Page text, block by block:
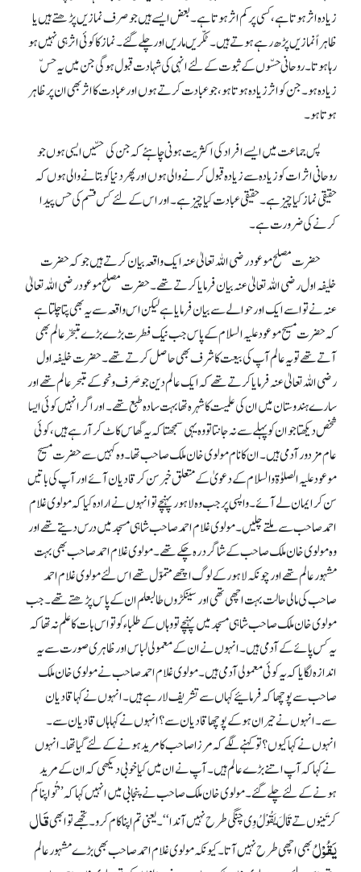
زیادہ اثر ہوتا ہے، کسی پر کم اثر ہوتا ہے۔ بعض ایسے ہیں جو صرف نمازیں پڑھتے ہیں یا
ظاہراً نمازیں پڑھ رہے ہوتے ہیں۔ ٹکّریں ماریں اور چلے گئے۔ نماز کا کوئی اثر ہی نہیں ہو
رہا ہوتا۔ روحانی حسّوں کے ثبوت کے لئے انہی کی شہادت قبول ہو گی جن میں یہ حسّ
زیادہ ہو۔ جن کو اثر زیادہ ہوتا ہو، جو عبادت کرتے ہوں اور عبادت کا اثر بھی ان پر ظاہر
ہوتا ہو۔
پس جماعت میں ایسے افراد کی اکثریت ہونی چاہئے کہ جن کی حسّیں ایسی ہوں جو
روحانی اثرات کو زیادہ سے زیادہ قبول کرنے والی ہوں اور پھر دنیا کو بتانے والی ہوں کہ
حقیقی نماز کیا چیز ہے۔ حقیقی عبادت کیا چیز ہے۔ اور اس کے لئے کس قسم کی حس پیدا
کرنے کی ضرورت ہے۔
حضرت مصلح موعود رضی اللہ تعالیٰ عنہ ایک واقعہ بیان کرتے ہیں جو کہ حضرت
خلیفہ اول رضی اللہ تعالیٰ عنہ بیان فرمایا کرتے تھے۔ حضرت مصلح موعود رضی اللہ تعالیٰ
عنہ نے تو اسے ایک اور حوالے سے بیان فرمایا ہے لیکن اس واقعہ سے یہ بھی پتا چلتا ہے
کہ حضرت مسیح موعود علیہ السلام کے پاس جب نیک فطرت بڑے بڑے متبحّر عالم بھی
آتے تھے تو یہ عالم آپ کی بیعت کا شرف بھی حاصل کرتے تھے۔ حضرت خلیفہ اول
رضی اللہ تعالیٰ عنہ فرمایا کرتے تھے کہ ایک عالم دین جو صَرف و نحو کے متبحر عالم تھے اور
سارے ہندوستان میں ان کی علمیت کا شہرہ تھا بہت سادہ طبع تھے۔ اور اگر انہیں کوئی ایسا
شخص دیکھتا جو ان کو پہلے سے نہ جانتا تو وہ یہی سمجھتا کہ یہ گھاس کاٹ کر آ رہے ہیں، کوئی
عام مزدور آدمی ہیں۔ ان کا نام مولوی خان ملک صاحب تھا۔ وہ کہیں سے حضرت مسیح
موعود علیہ الصلوٰۃ والسلام کے دعویٰ کے متعلق خبر سن کر قادیان آئے اور آپ کی باتیں
سن کر ایمان لے آئے۔ واپسی پر جب وہ لاہور پہنچے تو انہوں نے ارادہ کیا کہ مولوی غلام
احمد صاحب سے ملتے چلیں۔ مولوی غلام احمد صاحب شاہی مسجد میں درس دیتے تھے اور
وہ مولوی خان ملک صاحب کے شاگرد رہ چکے تھے۔ مولوی غلام احمد صاحب بھی بہت
مشہور عالم تھے اور چونکہ لاہور کے لوگ اچھے متموّل تھے اس لئے مولوی غلام احمد
صاحب کی مالی حالت بہت اچھی تھی اور سینکڑوں طالبعلم ان کے پاس پڑھتے تھے۔ جب
مولوی خان ملک صاحب شاہی مسجد میں پہنچے تو وہاں کے طلباء کو تو اس بات کا علم نہ تھا کہ
یہ کس پائے کے آدمی ہیں۔ انہوں نے ان کے معمولی لباس اور ظاہری صورت سے یہ
اندازہ لگایا کہ یہ کوئی معمولی آدمی ہیں۔ مولوی غلام احمد صاحب نے مولوی خان ملک
صاحب سے پوچھا کہ فرمائیے کہاں سے تشریف لا رہے ہیں۔ انہوں نے کہاقادیان
سے۔ انہوں نے حیران ہو کے پوچھا قادیان سے؟ انہوں نے کہا ہاں قادیان سے۔
انہوں نے کہا کیوں؟ تو کہنے لگے کہ مرزا صاحب کا مرید ہونے کے لئے گیا تھا۔ انہوں
نے کہا کہ آپ اتنے بڑے عالم ہیں۔ آپ نے ان میں کیا خوبی دیکھی کہ ان کے مرید
ہونے کے لئے چلے گئے۔ مولوی خان ملک صاحب نے پنجابی میں انہیں کہا کہ ’’تُو اپنا کم
کر تَینوں تے قَالَ یَقُوْلُ وِی چنگی طرح نہیں آندا‘‘۔ یعنی تم اپنا کام کرو۔ تجھے تو ابھیقَال
یَقُوْلُبھی اچھی طرح نہیں آتا۔ کیونکہ مولوی غلام احمد صاحب بھی بڑے مشہور عالم